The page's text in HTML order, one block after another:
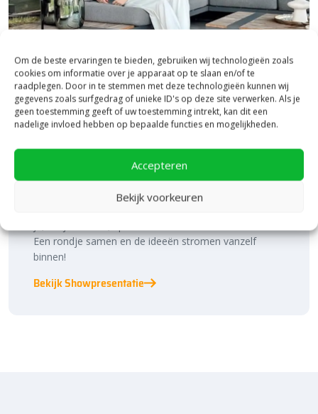
Om de beste ervaringen te bieden, gebruiken wij technologieën zoals
cookies om informatie over je apparaat op te slaan en/of te
raadplegen. Door in te stemmen met deze technologieën kunnen wij
gegevens zoals surfgedrag of unieke ID's op deze site verwerken. Als je
geen toestemming geeft of uw toestemming intrekt, kan dit een
nadelige invloed hebben op bepaalde functies en mogelijkheden.
Accepteren
Bekijk voorkeuren
Bezoek onze vestiging in Heerde,
inspiratie binnen én buiten!
Laat je inspireren in ons 2.500 m² experience centre,
binnen én buiten. Hier ontdek je de nieuwste
Een rondje samen en de ideeën stromen vanzelf
binnen!
Bekijk Showpresentatie